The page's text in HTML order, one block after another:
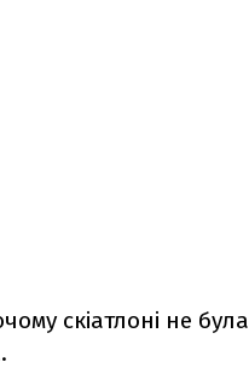
скіатлоні не була